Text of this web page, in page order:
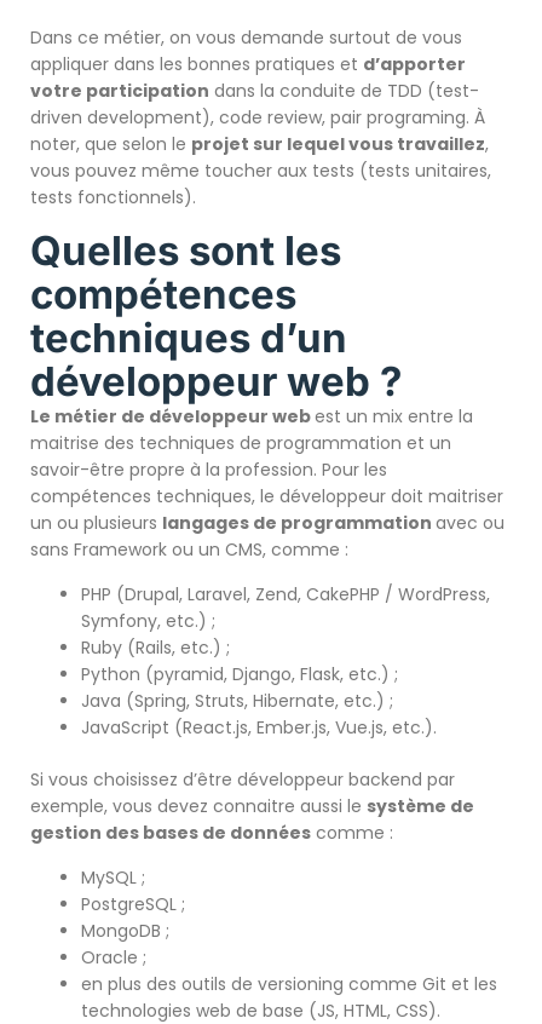
Dans ce métier, on vous demande surtout de vous
appliquer dans les bonnes pratiques et d’apporter
votre participation dans la conduite de TDD (test-
driven development), code review, pair programing. À
noter, que selon le projet sur lequel vous travaillez,
vous pouvez même toucher aux tests (tests unitaires,
tests fonctionnels).
Quelles sont les
compétences
techniques d’un
développeur web ?
Le métier de développeur webest un mix entre la
maitrise des techniques de programmation et un
savoir-être propre à la profession. Pour les
compétences techniques, le développeur doit maitriser
un ou plusieurs langages de programmation avec ou
sans Framework ou un CMS, comme :
PHP (Drupal, Laravel, Zend, CakePHP / WordPress,
Symfony, etc.) ;
Ruby (Rails, etc.) ;
Python (pyramid, Django, Flask, etc.) ;
Java (Spring, Struts, Hibernate, etc.) ;
JavaScript (React.js, Ember.js, Vue.js, etc.).
Si vous choisissez d’être développeur backend par
exemple, vous devez connaitre aussi le système de
gestion des bases de données comme :
MySQL ;
PostgreSQL ;
MongoDB ;
Oracle ;
en plus des outils de versioning comme Git et les
technologies web de base (JS, HTML, CSS).